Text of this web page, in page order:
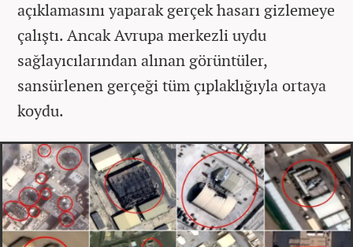
açıklamasını yaparak gerçek hasarı gizlemeye
çalıştı. Ancak Avrupa merkezli uydu
sağlayıcılarından alınan görüntüler,
sansürlenen gerçeği tüm çıplaklığıyla ortaya
koydu.